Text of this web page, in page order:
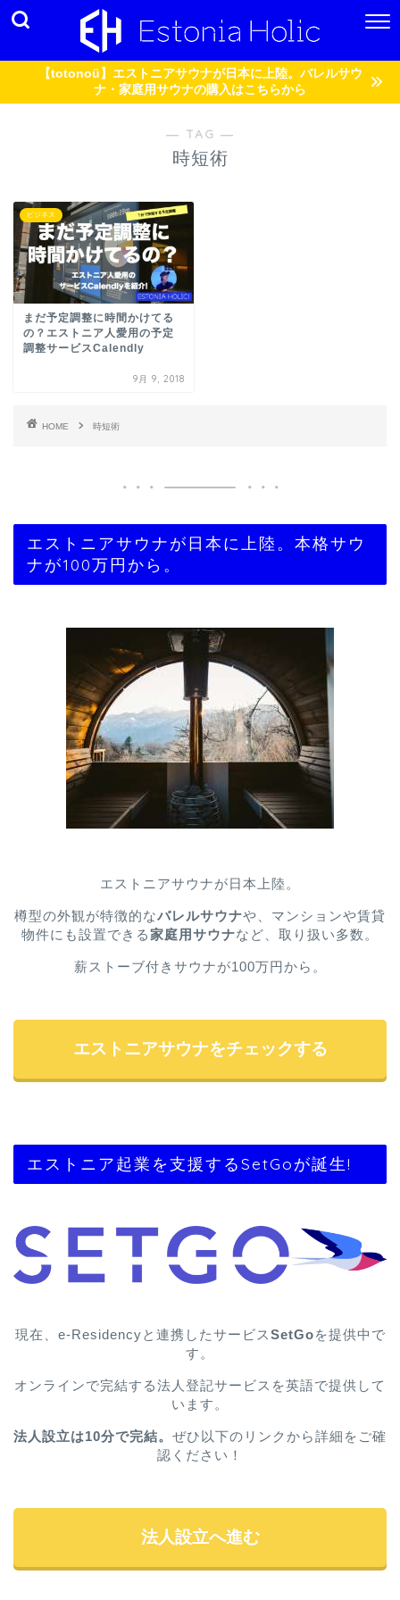
【totonoü】エストニアサウナが日本に上陸。バレルサウ
ナ・家庭用サウナの購入はこちらから
― TAG ―
時短術
ビジネス
まだ予定調整に時間かけてる
の？エストニア人愛用の予定
調整サービスCalendly
9月 9, 2018
HOME 時短術
エストニアサウナが日本に上陸。本格サウ
ナが100万円から。
エストニアサウナが日本上陸。
樽型の外観が特徴的なバレルサウナや、マンションや賃貸
物件にも設置できる家庭用サウナなど、取り扱い多数。
薪ストーブ付きサウナが100万円から。
エストニアサウナをチェックする
エストニア起業を支援するSetGoが誕生!
現在、e-Residencyと連携したサービスSetGoを提供中で
す。
オンラインで完結する法人登記サービスを英語で提供して
います。
法人設立は10分で完結。 ぜひ以下のリンクから詳細をご確
認ください！
法人設立へ進む